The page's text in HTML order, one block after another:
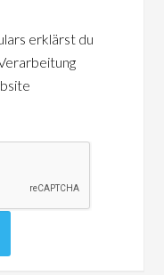
erklärst du